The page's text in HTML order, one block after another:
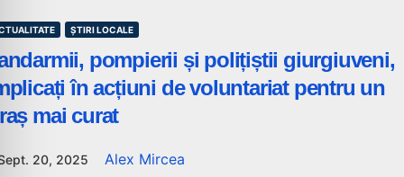
ȘTIRI LOCALE
pompierii și polițiștii giurgiuveni,
în acțiuni de voluntariat pentru un
mai curat
20, 2025 Alex Mircea